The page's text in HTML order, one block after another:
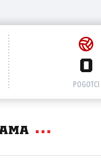
0
POGOTCI